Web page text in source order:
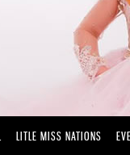
LITLE MISS NATIONS